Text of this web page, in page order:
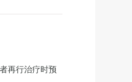
再行治疗时预